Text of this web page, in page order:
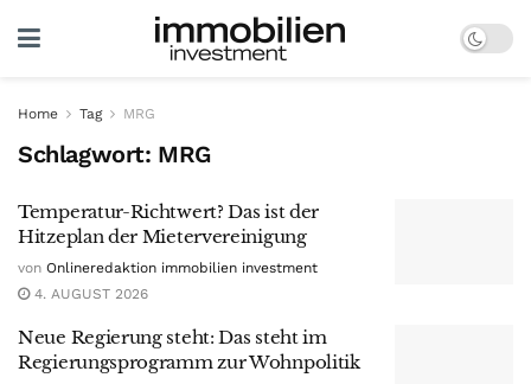
Home Tag MRG
Schlagwort: MRG
Temperatur-Richtwert? Das ist der
Hitzeplan der Mietervereinigung
von Onlineredaktion immobilien investment
4. AUGUST 2026
Neue Regierung steht: Das steht im
Regierungsprogramm zur Wohnpolitik